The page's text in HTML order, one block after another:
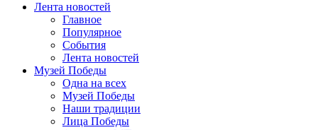
Лента новостей
Главное
Популярное
События
Лента новостей
Музей Победы
Одна на всех
Музей Победы
Наши традиции
Лица Победы